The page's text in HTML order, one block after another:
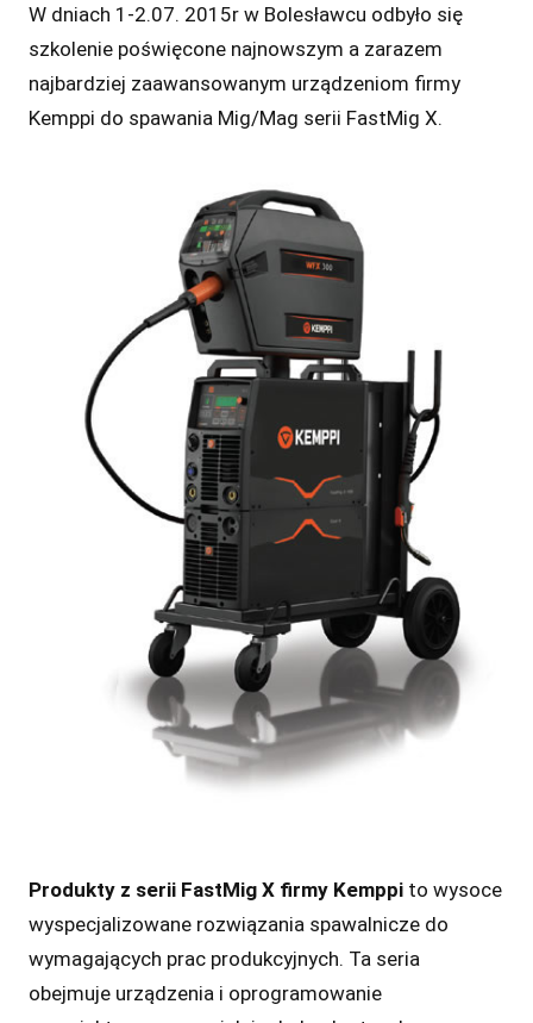
W dniach 1-2.07. 2015r w Bolesławcu odbyło się
szkolenie poświęcone najnowszym a zarazem
najbardziej zaawansowanym urządzeniom firmy
Kemppi do spawania Mig/Mag serii FastMig X.
Produkty z serii FastMig X firmy Kemppi to wysoce
wyspecjalizowane rozwiązania spawalnicze do
wymagających prac produkcyjnych. Ta seria
obejmuje urządzenia i oprogramowanie